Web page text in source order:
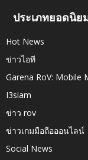
ประเภทยอดนิย
Hot News
ข่าวไอที
Garena RoV: Mobile
I3siam
ข่าว rov
ข่าวเกมมือถือออนไลน์
Social News